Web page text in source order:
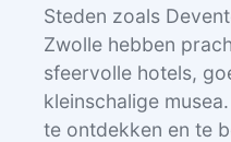
Steden zoals
Zwolle hebben
sfeervolle hotels,
kleinschalige
te ontdekken en te